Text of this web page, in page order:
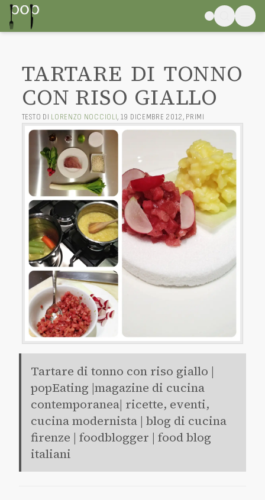
TARTARE DI TONNO
CON RISO GIALLO
TESTO DI LORENZO NOCCIOLI, 19 DICEMBRE 2012, PRIMI
Tartare di tonno con riso giallo |
popEating |magazine di cucina
contemporanea| ricette, eventi,
cucina modernista | blog di cucina
firenze | foodblogger | food blog
italiani